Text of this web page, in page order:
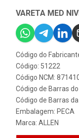
VARETA MED
Código do
Código: 51222
Código NCM:
Código de Barras
Código de Barras
Embalagem: PECA
Marca: ALLEN